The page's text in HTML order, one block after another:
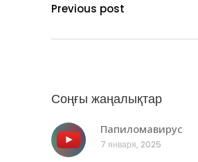
Previous post
Соңғы жаңалықтар
Папиломавирус
7 января, 2025